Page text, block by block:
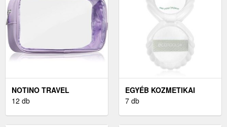
NOTINO TRAVEL
KOZMETIKAI TÁSKA
12 db
EGYÉB KOZMETIKAI
KIEGÉSZÍTŐ
7 db